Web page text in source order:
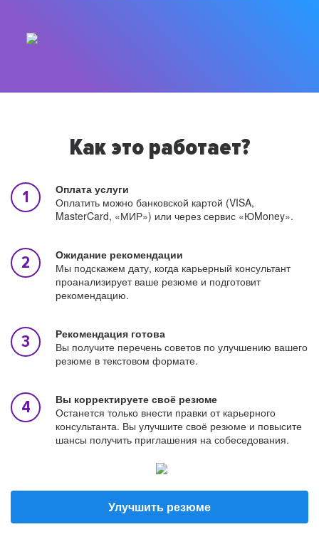
Как это работает?
Оплата услуги
Оплатить можно банковской картой (VISA,
MasterCard, «МИР») или через сервис «ЮMoney».
Ожидание рекомендации
Мы подскажем дату, когда карьерный консультант
проанализирует ваше резюме и подготовит
рекомендацию.
Рекомендация готова
Вы получите перечень советов по улучшению вашего
резюме в текстовом формате.
Вы корректируете своё резюме
Останется только внести правки от карьерного
консультанта. Вы улучшите своё резюме и повысите
шансы получить приглашения на собеседования.
Улучшить резюме